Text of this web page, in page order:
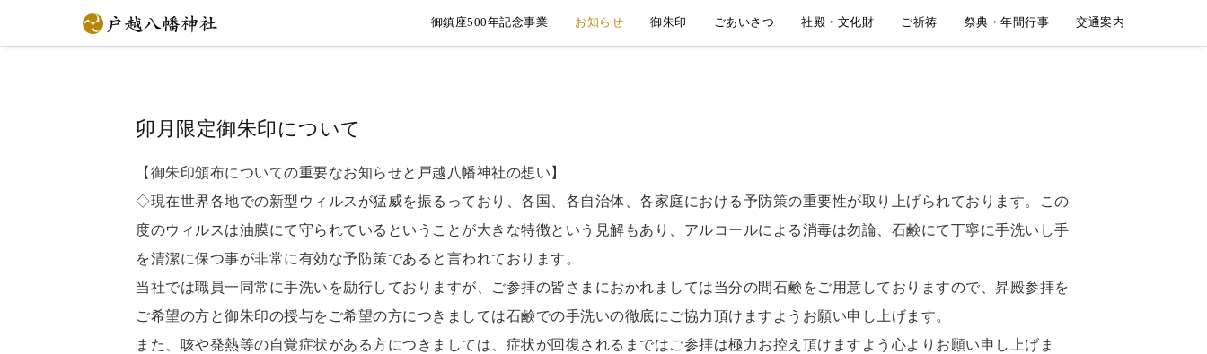
御鎮座500年記念事業 お知らせ 御朱印 ごあいさつ 社殿・文化財 ご祈祷 祭典・年間行事 交通案内
卯月限定御朱印について
【御朱印頒布についての重要なお知らせと戸越八幡神社の想い】
◇現在世界各地での新型ウィルスが猛威を振るっており、各国、各自治体、各家庭における予防策の重要性が取り上げられております。この
度のウィルスは油膜にて守られているということが大きな特徴という見解もあり、アルコールによる消毒は勿論、石鹸にて丁寧に手洗いし手
を清潔に保つ事が非常に有効な予防策であると言われております。
当社では職員一同常に手洗いを励行しておりますが、ご参拝の皆さまにおかれましては当分の間石鹸をご用意しておりますので、昇殿参拝を
ご希望の方と御朱印の授与をご希望の方につきましては石鹸での手洗いの徹底にご協力頂けますようお願い申し上げます。
また、咳や発熱等の自覚症状がある方につきましては、症状が回復されるまではご参拝は極力お控え頂けますよう心よりお願い申し上げま